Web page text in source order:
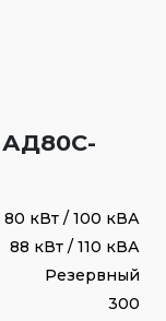
80 кВт / 100 кВА
88 кВт / 110 кВА
Резервный
300